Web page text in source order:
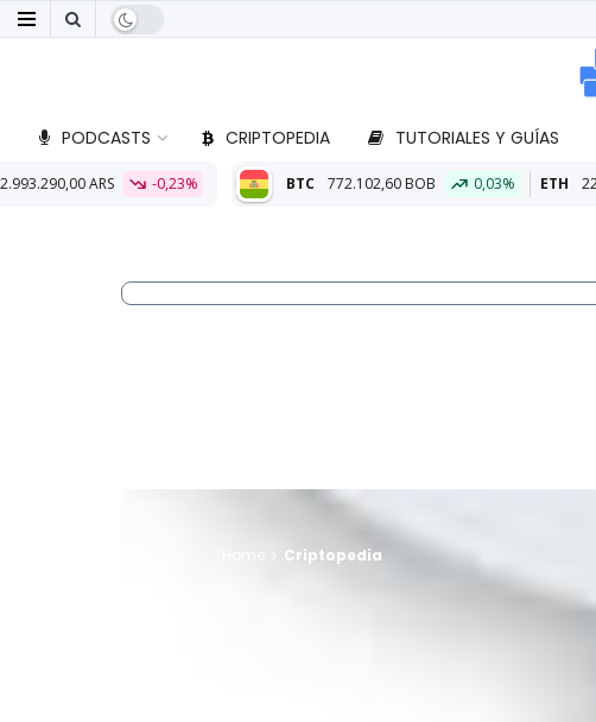
PODCASTS CRIPTOPEDIA TUTORIALES Y GUÍAS
-0,23% BTC 772.102,60 BOB 0,03% ETH 22.781,00 BOB
Criptopedia